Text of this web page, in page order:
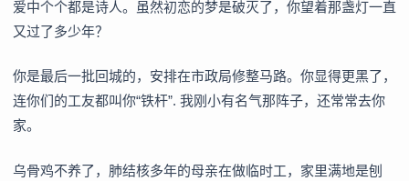
爱中个个都是诗人。虽然初恋的梦是破灭了，你望着那盏灯一直
又过了多少年？
你是最后一批回城的，安排在市政局修整马路。你显得更黑了，
连你们的工友都叫你“铁杆”. 我刚小有名气那阵子，还常常去你
家。
乌骨鸡不养了，肺结核多年的母亲在做临时工，家里满地是刨